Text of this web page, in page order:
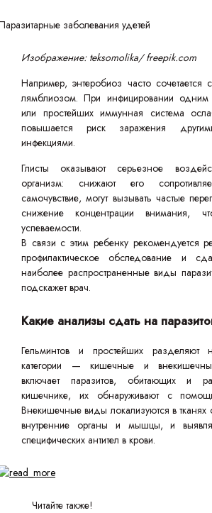
Изображение: teksomolika/ freepik.com
Например, энтеробиоз часто
лямблиозом. При инфицировании одним
или простейших иммунная система
повышается риск заражения
инфекциями.
Глисты оказывают серьезное
организм: снижают его
самочувствие, могут вызывать частые
снижение концентрации внимания,
успеваемости.
В связи с этим ребенку рекомендуется
профилактическое обследование и
наиболее распространенные виды
подскажет врач.
Какие анализы сдать на
Гельминтов и простейших
категории — кишечные и
включает паразитов, обитающих и
кишечнике, их обнаруживают с
Внекишечные виды локализуются в тканях
внутренние органы и мышцы, и
специфических антител в крови.
Читайте также!